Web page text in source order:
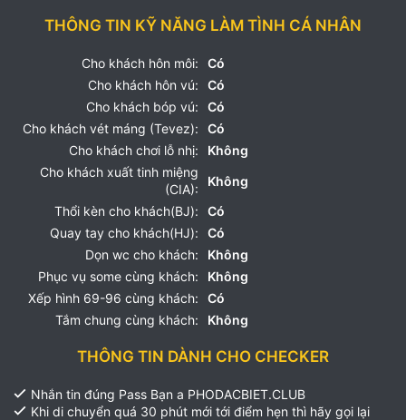
THÔNG TIN KỸ NĂNG LÀM TÌNH CÁ NHÂN
Cho khách hôn môi:
Có
Cho khách hôn vú:
Có
Cho khách bóp vú:
Có
Cho khách vét máng (Tevez):
Có
Cho khách chơi lỗ nhị:
Không
Cho khách xuất tinh miệng
(CIA):
Không
Thổi kèn cho khách(BJ):
Có
Quay tay cho khách(HJ):
Có
Dọn wc cho khách:
Không
Phục vụ some cùng khách:
Không
Xếp hình 69-96 cùng khách:
Có
Tắm chung cùng khách:
Không
THÔNG TIN DÀNH CHO CHECKER
Nhắn tin đúng Pass Bạn a PHODACBIET.CLUB
Khi di chuyển quá 30 phút mới tới điểm hẹn thì hãy gọi lại